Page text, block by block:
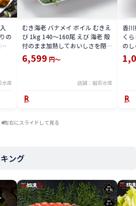
の
水産
むき海老 バナメイ ボイル むきえ
び 1kg 140〜160尾 えび 海老 殻
付のまま加熱しておいしさを閉じ
込めてから剥き加工をした ボイ
ル むきえび えび本来の旨みと歯
6,599 円～
店舗：越若水産
香
く
の
左右にスライドして見る
ング